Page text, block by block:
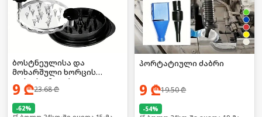
ბოსტნეულისა და
მოხარშული ხორცის
დასაქუცმაცებელი გაჯეტი
9 ₾23.68₾
-62%
პორტატიული ძაბრი
9 ₾19.50₾
-54%